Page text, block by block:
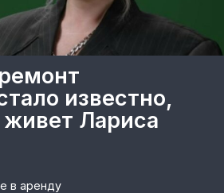
известно,
живет Лариса
в аренду